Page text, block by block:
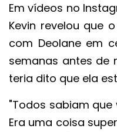
Em vídeos no
Kevin revelou que
com Deolane em
semanas antes de
teria dito que ela
"Todos sabiam
Era uma coisa